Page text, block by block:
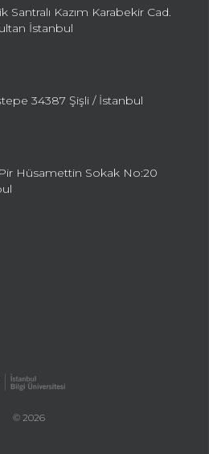
Santralı Kazım Karabekir Cad.
İstanbul
34387 Şişli / İstanbul
Hüsamettin Sokak No:20
© 2026